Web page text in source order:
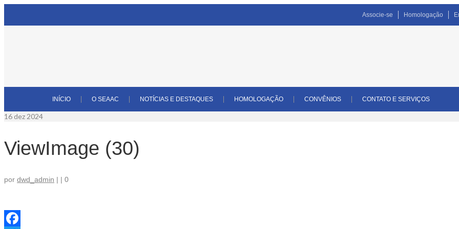
Associe-se Homologação
INÍCIO O SEAAC NOTÍCIAS E DESTAQUES HOMOLOGAÇÃO CONVÊNIOS CONTATO E SERVIÇOS
16 dez 2024
ViewImage (30)
por dwd_admin | | 0